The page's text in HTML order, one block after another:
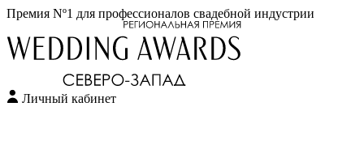
Премия Nº1 для профессионалов свадебной индустрии
Личный кабинет